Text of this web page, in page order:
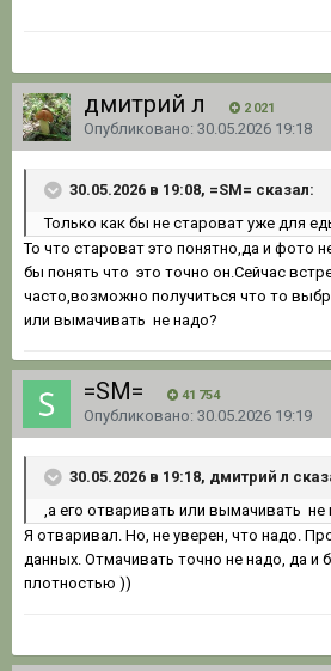
дмитрий л 2 021
Опубликовано: 30.05.2026 19:18
30.05.2026 в 19:08, =SM= сказал:
Только как бы не староват уже для
То что староват это понятно,да и фото
бы понять что это точно он.Сейчас
часто,возможно получиться что то
или вымачивать не надо?
=SM= 41 754
Опубликовано: 30.05.2026 19:19
30.05.2026 в 19:18, дмитрий л
,а его отваривать или вымачивать не
Я отваривал. Но, не уверен, что надо.
данных. Отмачивать точно не надо, да и
плотностью ))